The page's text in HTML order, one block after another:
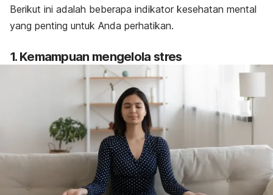
Berikut ini adalah beberapa indikator kesehatan mental
yang penting untuk Anda perhatikan.
1. Kemampuan mengelola stres